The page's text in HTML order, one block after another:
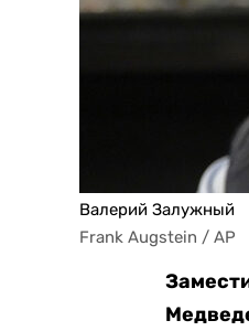
Валерий Залужный
Frank Augstein / AP